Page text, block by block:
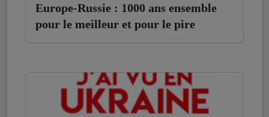
Europe-Russie : 1000 ans ensemble
pour le meilleur et pour le pire